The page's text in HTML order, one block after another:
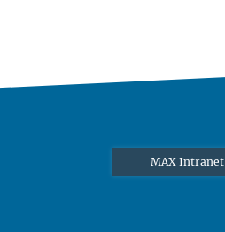
MAX Intranet